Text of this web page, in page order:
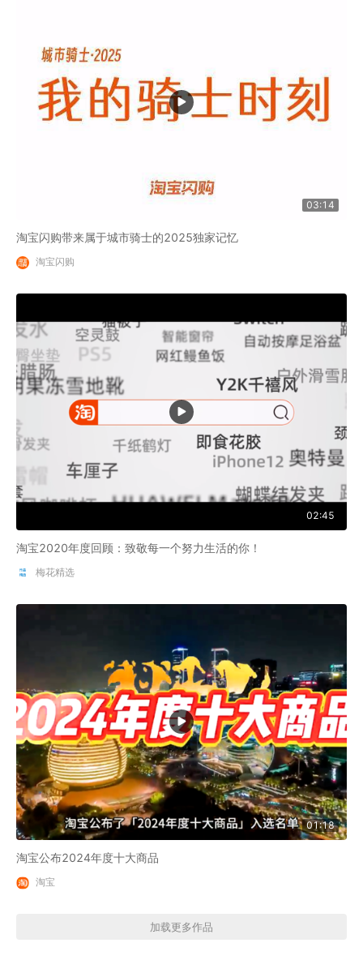
03:14
淘宝闪购带来属于城市骑士的2025独家记忆
淘宝闪购
02:45
淘宝2020年度回顾：致敬每一个努力生活的你！
梅花精选
01:18
淘宝公布2024年度十大商品
淘宝
加载更多作品